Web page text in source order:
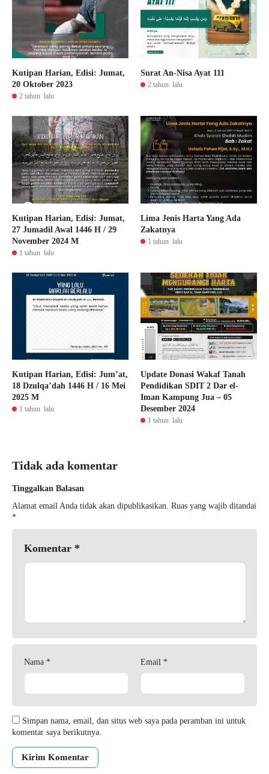
Kutipan Harian, Edisi: Jumat,
20 Oktober 2023
2 tahun lalu
Surat An-Nisa Ayat 111
2 tahun lalu
Kutipan Harian, Edisi: Jumat,
27 Jumadil Awal 1446 H / 29
November 2024 M
1 tahun lalu
Lima Jenis Harta Yang Ada
Zakatnya
1 tahun lalu
Kutipan Harian, Edisi: Jum’at,
18 Dzulqa’dah 1446 H / 16 Mei
2025 M
1 tahun lalu
Update Donasi Wakaf Tanah
Pendidikan SDIT 2 Dar el-
Iman Kampung Jua – 05
Desember 2024
1 tahun lalu
Tidak ada komentar
Tinggalkan Balasan
Alamat email Anda tidak akan dipublikasikan. Ruas yang wajib ditandai
*
Komentar *
Nama * Email *
Simpan nama, email, dan situs web saya pada peramban ini untuk
komentar saya berikutnya.